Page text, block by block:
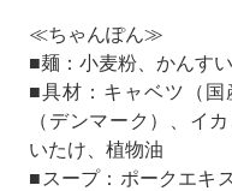
≪ちゃんぽん≫
■麺：小麦粉、かんすい
■具材：キャベツ（国
（デンマーク）、イ
いたけ、植物油
■スープ：ポークエキ